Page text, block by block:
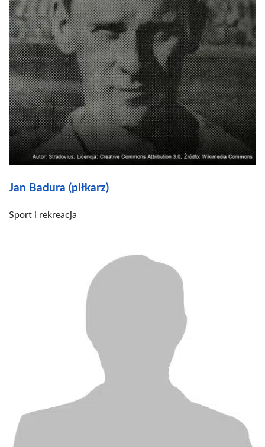
Jan Badura (piłkarz)
Sport i rekreacja